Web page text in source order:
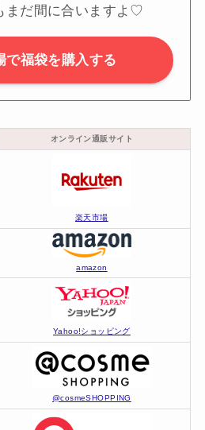
まだ間に合いますよ♡
で福袋を購入する
オンライン通販サイト
楽天市場
amazon
Yahoo!ショッピング
@cosmeSHOPPING